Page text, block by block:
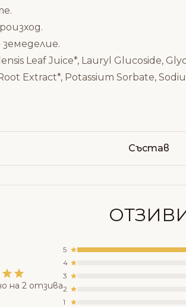
Leaf Juice*, Lauryl Glucoside,
Extract*, Potassium Sorbate,
Състав
на 2 отзива
5
4
3
2
1